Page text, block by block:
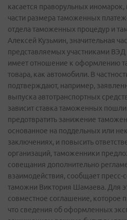
касается праворульных
части размера таможенных
отдела таможенных процедур и
Алексей Кузьмин, значительная
представляемых участниками ВЭД
имеет отношение к оформлению
товара, как автомобили. В
подтверждают, например,
выпуска автотранспортных
зависит ставка таможенных
предотвратить занижение
основанное на поддельных или
заключениях, и повысить
организаций, таможенники
совещания дополнительно
взаимодействия, сообщает пресс­-
таможни Виктория Шамаева. Для
совместное соглашение, которое
что сведения об оформленных